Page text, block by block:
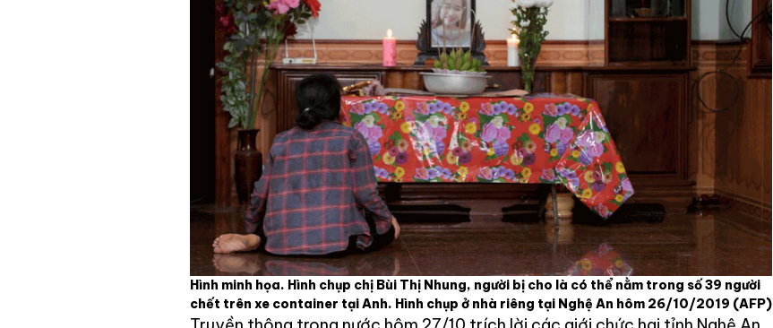
Hình minh họa. Hình chụp chị Bùi Thị Nhung, người bị cho là có thể nằm trong số 39 người
chết trên xe container tại Anh. Hình chụp ở nhà riêng tại Nghệ An hôm 26/10/2019 (AFP)